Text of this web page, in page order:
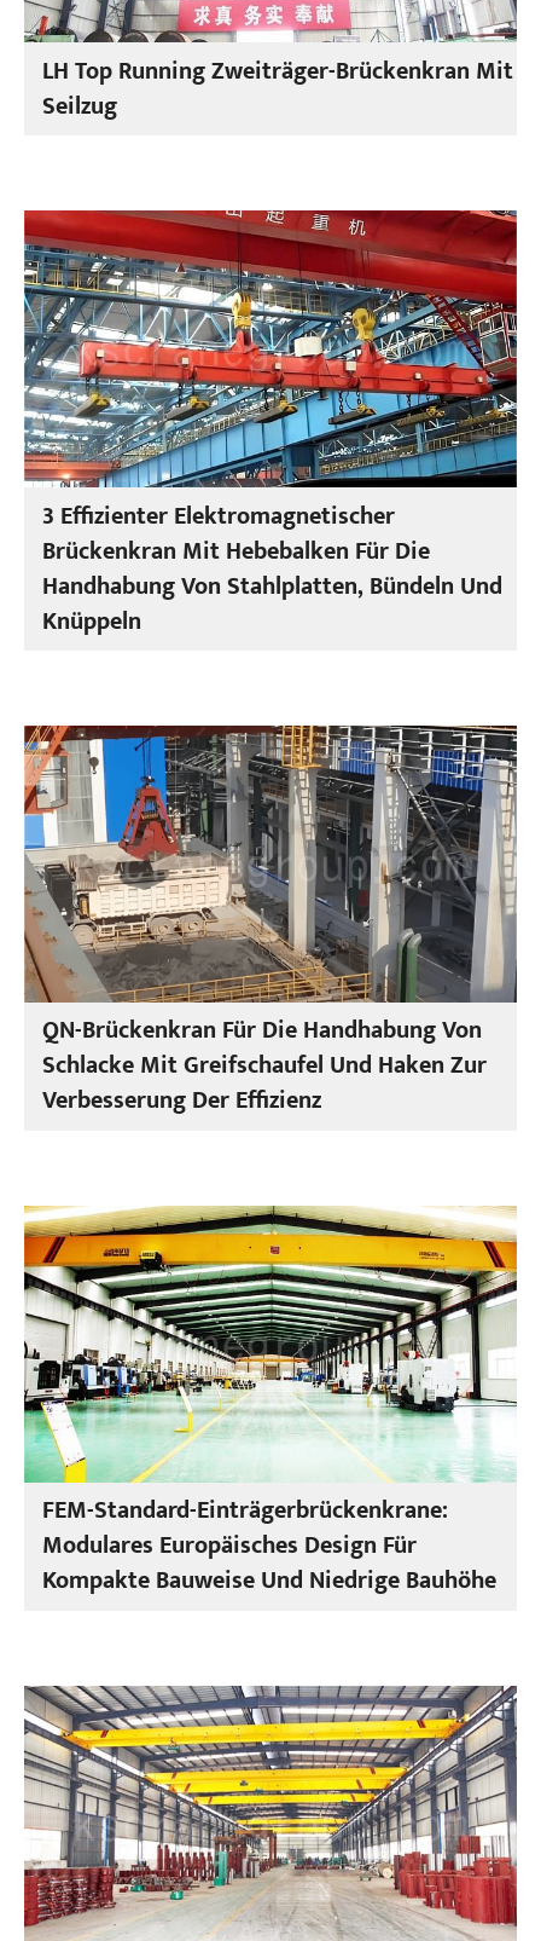
LH Top Running Zweiträger-Brückenkran Mit
Seilzug
3 Effizienter Elektromagnetischer
Brückenkran Mit Hebebalken Für Die
Handhabung Von Stahlplatten, Bündeln Und
Knüppeln
QN-Brückenkran Für Die Handhabung Von
Schlacke Mit Greifschaufel Und Haken Zur
Verbesserung Der Effizienz
FEM-Standard-Einträgerbrückenkrane:
Modulares Europäisches Design Für
Kompakte Bauweise Und Niedrige Bauhöhe